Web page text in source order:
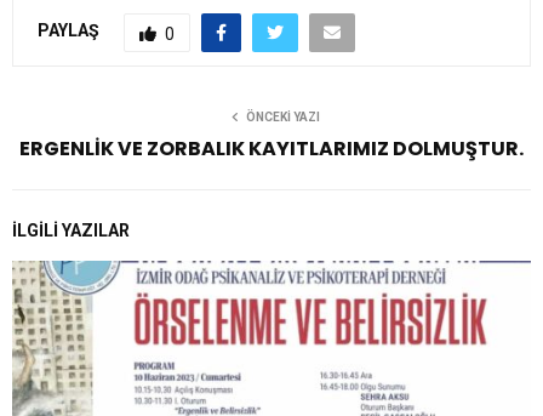
PAYLAŞ 0
ÖNCEKI YAZI
ERGENLİK VE ZORBALIK KAYITLARIMIZ DOLMUŞTUR.
İLGILI YAZILAR